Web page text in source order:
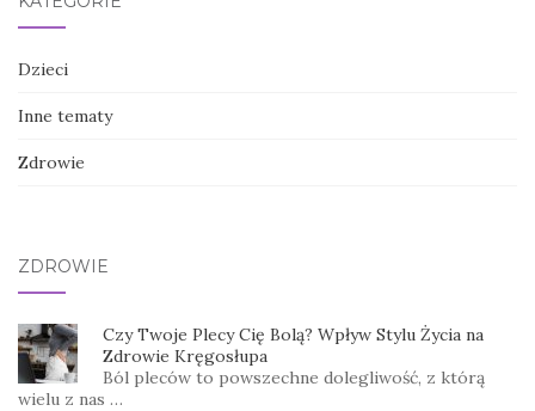
Dzieci
Inne tematy
Zdrowie
ZDROWIE
Czy Twoje Plecy Cię Bolą? Wpływ Stylu Życia na
Zdrowie Kręgosłupa
Ból pleców to powszechne dolegliwość, z którą
wielu z nas …